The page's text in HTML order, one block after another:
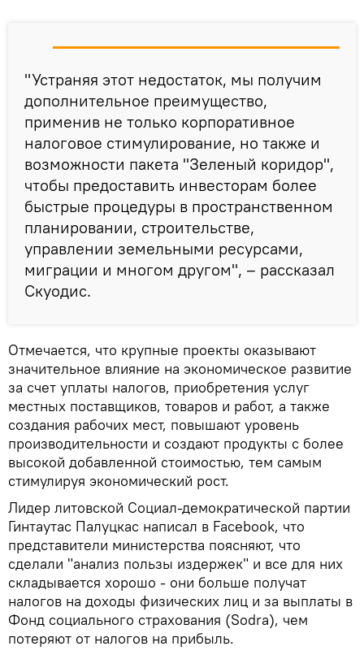
"Устраняя этот недостаток, мы получим
дополнительное преимущество,
применив не только корпоративное
налоговое стимулирование, но также и
возможности пакета "Зеленый коридор",
чтобы предоставить инвесторам более
быстрые процедуры в пространственном
планировании, строительстве,
управлении земельными ресурсами,
миграции и многом другом", – рассказал
Скуодис.
Отмечается, что крупные проекты оказывают
значительное влияние на экономическое развитие
за счет уплаты налогов, приобретения услуг
местных поставщиков, товаров и работ, а также
создания рабочих мест, повышают уровень
производительности и создают продукты с более
высокой добавленной стоимостью, тем самым
стимулируя экономический рост.
Лидер литовской Социал-демократической партии
Гинтаутас Палуцкас написал в Facebook, что
представители министерства поясняют, что
сделали "анализ пользы издержек" и все для них
складывается хорошо - они больше получат
налогов на доходы физических лиц и за выплаты в
Фонд социального страхования (Sodra), чем
потеряют от налогов на прибыль.